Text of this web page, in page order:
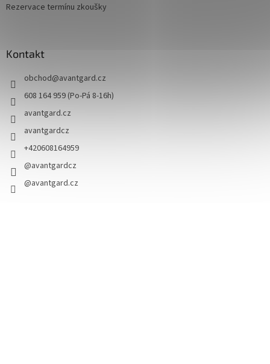
Rezervace termínu zkoušky
Kontakt
obchod@avantgard.cz
608 164 959 (Po-Pá 8-16h)
avantgard.cz
avantgardcz
+420608164959
@avantgardcz
@avantgard.cz